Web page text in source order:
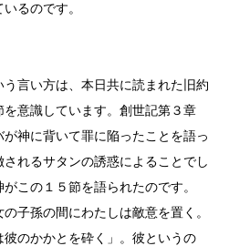
るのです。
言い方は、本日共に読まれた旧約
意識しています。創世記第３章
神に背いて罪に陥ったことを語っ
れるサタンの誘惑によることでし
この１５節を語られたのです。
子孫の間にわたしは敵意を置く。
のかかとを砕く」。彼というの